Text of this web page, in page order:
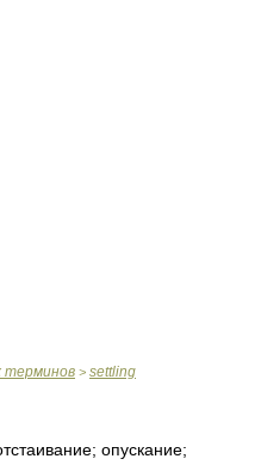
терминов > settling
опускание;